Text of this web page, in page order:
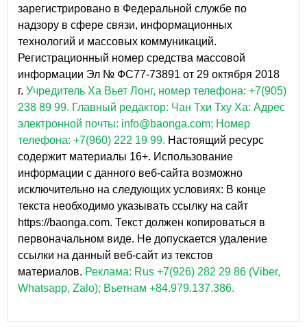
зарегистрировано в Федеральной службе по
надзору в сфере связи, информационных
технологий и массовых коммуникаций.
Регистрационный номер средства массовой
информации Эл № ФС77-73891 от 29 октября 2018
г. Учредитель Ха Вьет Лонг, номер телефона: +7(905)
238 89 99. Главный редактор: Чан Тхи Тху Ха: Адрес
электронной почты: info@baonga.com; Номер
телефона: +7(960) 222 19 99. Настоящий ресурс
содержит материалы 16+. Использование
информации с данного веб-сайта возможно
исключительно на следующих условиях: В конце
текста необходимо указывать ссылку на сайт
https://baonga.com. Текст должен копироваться в
первоначальном виде. Не допускается удаление
ссылки на данный веб-сайт из текстов
материалов. Реклама: Rus +7(926) 282 29 86 (Viber,
Whatsapp, Zalo); Вьетнам +84.979.137.386.